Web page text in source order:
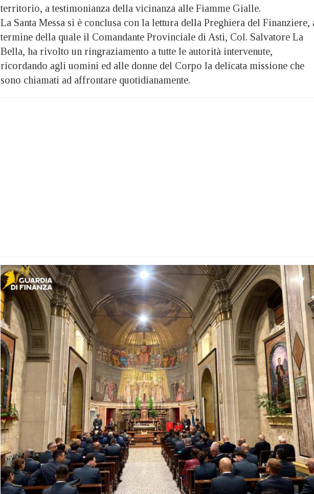
territorio, a testimonianza della vicinanza alle Fiamme Gialle.
La Santa Messa si è conclusa con la lettura della Preghiera del Finanziere,
termine della quale il Comandante Provinciale di Asti, Col. Salvatore La
Bella, ha rivolto un ringraziamento a tutte le autorità intervenute,
ricordando agli uomini ed alle donne del Corpo la delicata missione che
sono chiamati ad affrontare quotidianamente.